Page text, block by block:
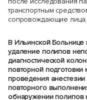
транспортным
сопровождающие
В Ильинской
удаление полипов
диагностической
повторной
проведения
повторного
обнаружении